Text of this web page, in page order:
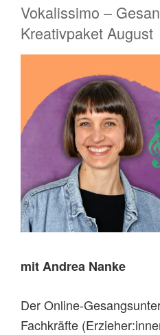
Vokalissimo –
Kreativpaket August
mit Andrea Nanke
Der Online-
Fachkräfte